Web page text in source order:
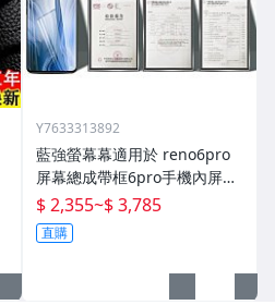
Y7633313892
藍強螢幕幕適用於 reno6pro
屏幕總成帶框6pro手機內屏外
屏修復碎屏觸摸顯示屏o 拆機
更換液晶玻璃維
$ 2,355~$ 3,785
直購